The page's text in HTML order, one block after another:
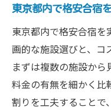
東京都内で格安合宿
東京都内で格安合宿
画的な施設選びと、コ
まずは複数の施設か
料金の有無を細かく比
割りを工夫することで